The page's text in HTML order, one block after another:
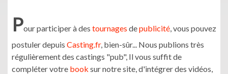
Pour participer à des tournages depublicité, vous pouvez
postuler depuis Casting.fr, bien-sûr... Nous publions très
régulièrement des castings "pub", Il vous suffit de
compléter votre book sur notre site, d'intégrer des vidéos,